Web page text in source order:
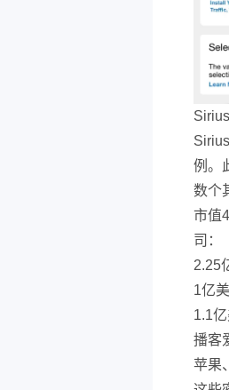
例。
数个
市值
司：
2.25
1亿
1.1
播客
苹果